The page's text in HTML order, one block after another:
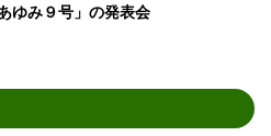
ゆみ９号」の発表会